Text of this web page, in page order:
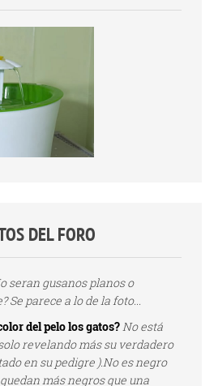
DEL FORO
seran gusanos planos o
Se parece a lo de la foto...
del pelo los gatos?No está
revelando más su verdadero
en su pedigre ).No es negro
más negros que una